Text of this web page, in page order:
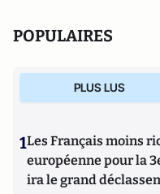
POPULAIRES
PLUS LUS
1Les Français moins
européenne pour la
ira le grand